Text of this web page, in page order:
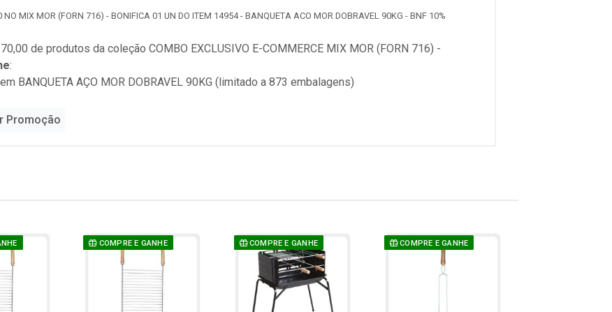
MIX MOR (FORN 716) - BONIFICA 01 UN DO ITEM 14954 - BANQUETA ACO MOR DOBRAVEL 90KG - BNF 10%
de produtos da coleçãoCOMBO EXCLUSIVO E-COMMERCE MIX MOR (FORN 716) -
:
BANQUETA AÇO MOR DOBRAVEL 90KG (limitado a 873 embalagens)
Promoção
COMPRE E GANHE COMPRE E GANHE COMPRE E GANHE